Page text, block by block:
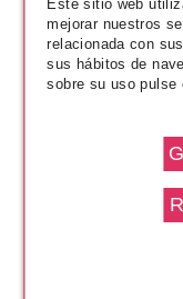
Este sitio web
mejorar nuestros
relacionada con
sus hábitos de
sobre su uso pulse